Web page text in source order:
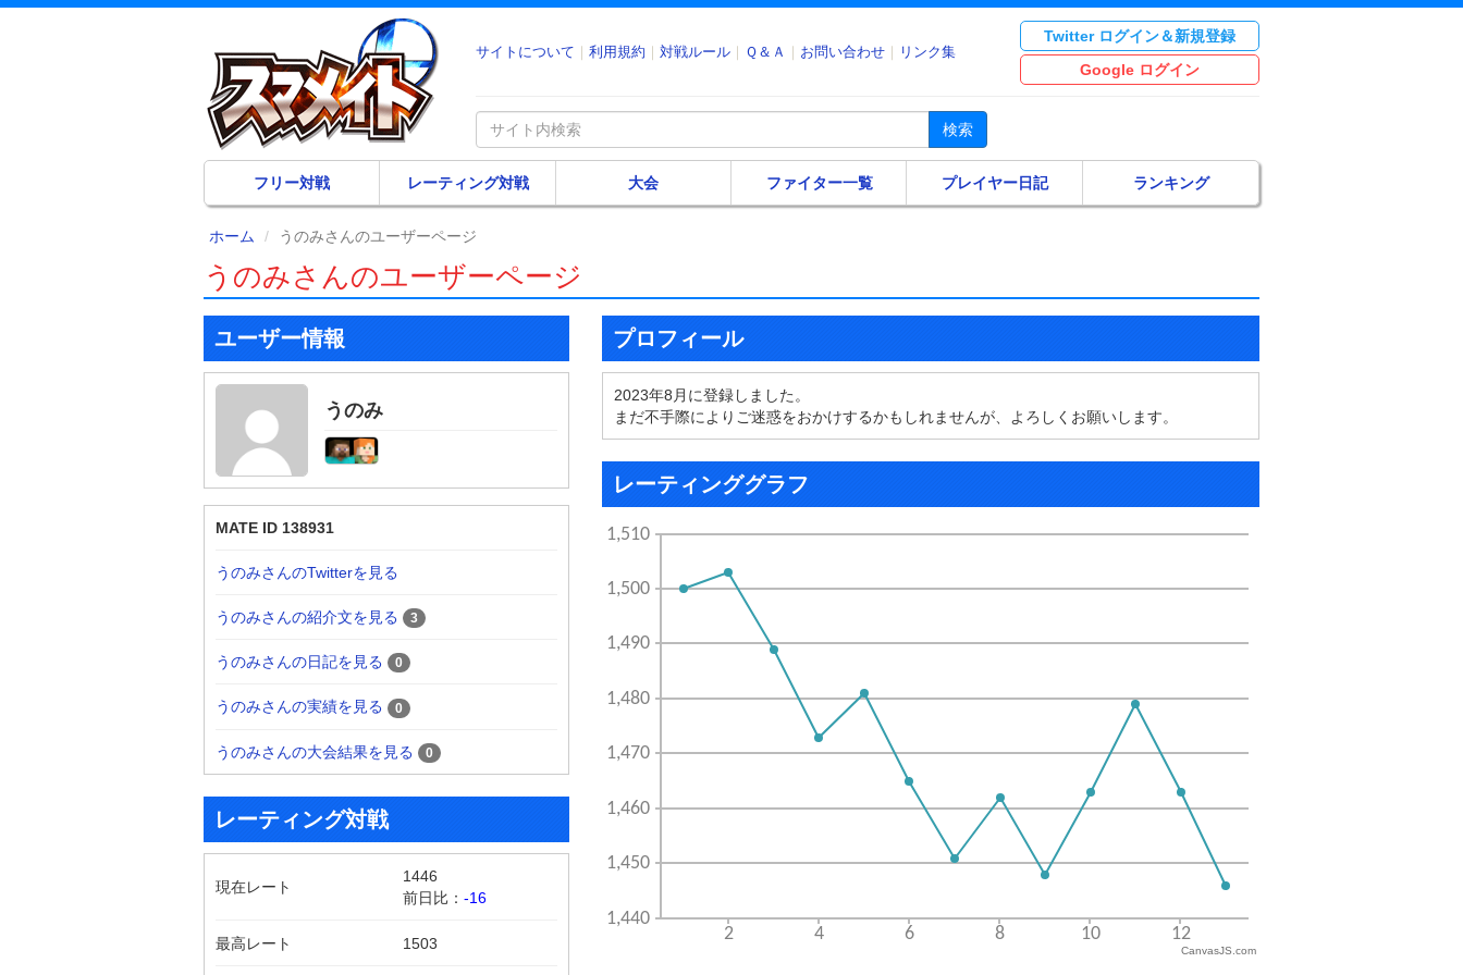
サイトについて 利用規約 対戦ルール Ｑ＆Ａ お問い合わせ リンク集
Twitter ログイン＆新規登録
Google ログイン
検索
フリー対戦 レーティング対戦 大会 ファイター一覧 プレイヤー日記 ランキング
ホーム うのみさんのユーザーページ
うのみさんのユーザーページ
ユーザー情報
うのみ
MATE ID 138931
うのみさんのTwitterを見る
うのみさんの紹介文を見る 3
うのみさんの日記を見る 0
うのみさんの実績を見る 0
うのみさんの大会結果を見る 0
レーティング対戦
現在レート
1446
前日比： -16
最高レート 1503
プロフィール
2023年8月に登録しました。
まだ不手際によりご迷惑をおかけするかもしれませんが、よろしくお願いします。
レーティンググラフ
CanvasJS.com